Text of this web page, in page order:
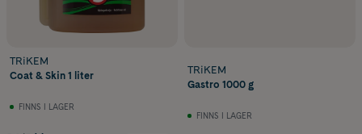
TRiKEM
Coat & Skin 1 liter
FINNS I LAGER
TRiKEM
Gastro 1000 g
FINNS I LAGER